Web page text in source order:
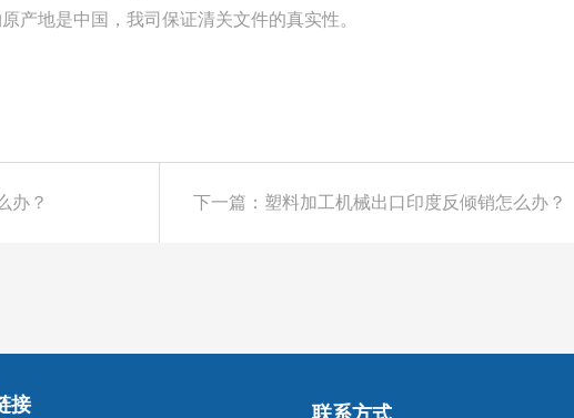
产地是中国，我司保证清关文件的真实性。
办？ 下一篇：塑料加工机械出口印度反倾销怎么办？
接 联系方式